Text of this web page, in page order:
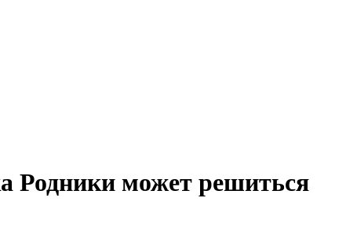
Родники может решиться